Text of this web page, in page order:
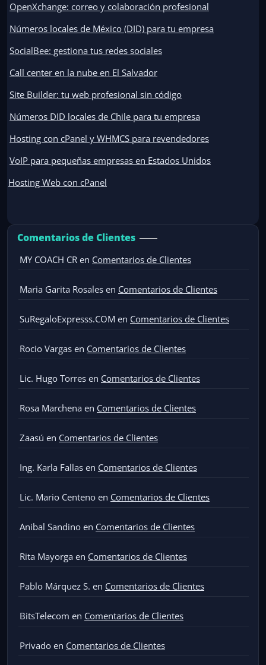
OpenXchange: correo y colaboración profesional
Números locales de México (DID) para tu empresa
SocialBee: gestiona tus redes sociales
Call center en la nube en El Salvador
Site Builder: tu web profesional sin código
Números DID locales de Chile para tu empresa
Hosting con cPanel y WHMCS para revendedores
VoIP para pequeñas empresas en Estados Unidos
Hosting Web con cPanel
Comentarios de Clientes
MY COACH CR en Comentarios de Clientes
Maria Garita Rosales en Comentarios de Clientes
SuRegaloExpresss.COM en Comentarios de Clientes
Rocio Vargas en Comentarios de Clientes
Lic. Hugo Torres en Comentarios de Clientes
Rosa Marchena en Comentarios de Clientes
Zaasú en Comentarios de Clientes
Ing. Karla Fallas en Comentarios de Clientes
Lic. Mario Centeno en Comentarios de Clientes
Anibal Sandino en Comentarios de Clientes
Rita Mayorga en Comentarios de Clientes
Pablo Márquez S. en Comentarios de Clientes
BitsTelecom en Comentarios de Clientes
Privado en Comentarios de Clientes